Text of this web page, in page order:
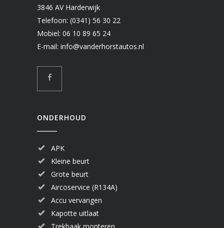
3846 AV Harderwijk
Telefoon: (0341) 56 30 22
Mobiel: 06 10 89 65 24
E-mail: info@vanderhorstautos.nl
ONDERHOUD
APK
Kleine beurt
Grote beurt
Aircoservice (R134A)
Accu vervangen
Kapotte uitlaat